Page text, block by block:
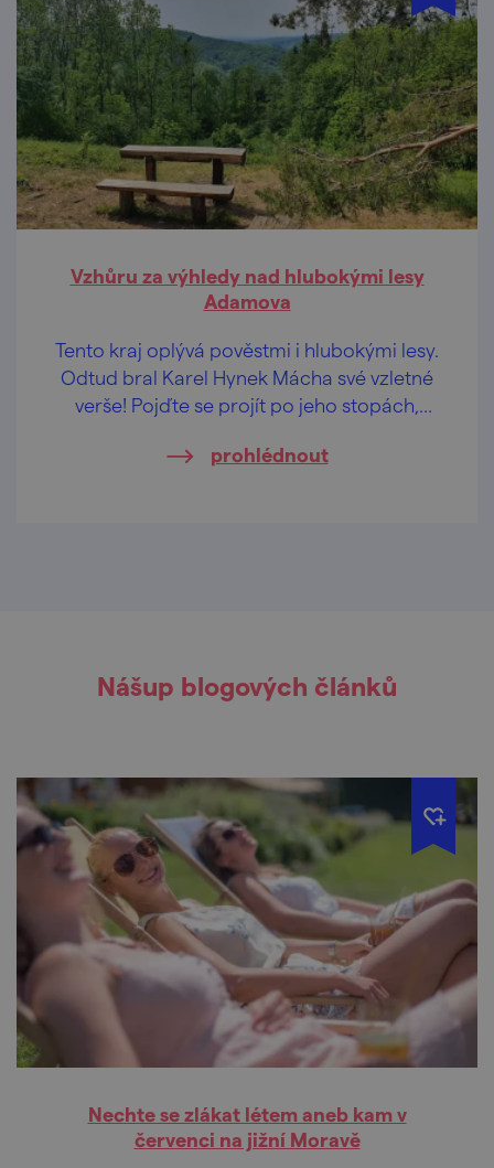
Vzhůru za výhledy nad hlubokými lesy
Adamova
Tento kraj oplývá pověstmi i hlubokými lesy.
Odtud bral Karel Hynek Mácha své vzletné
verše! Pojďte se projít po jeho stopách,
vzduch. Kouzelné lesní pěšinky už na vás
prohlédnout
Nášup blogových článků
Nechte se zlákat létem aneb kam v
červenci na jižní Moravě